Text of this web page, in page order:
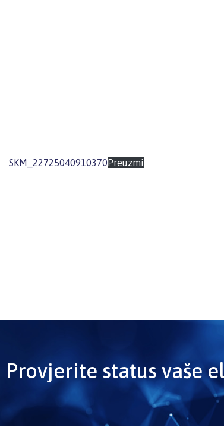
SKM_22725040910370Preuzmi
Provjerite status vaše